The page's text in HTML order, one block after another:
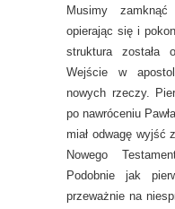
Musimy
opierając się i
struktura została
Wejście w
nowych rzeczy.
po nawróceniu
miał odwagę wyjść
Nowego
Podobnie jak
przeważnie na